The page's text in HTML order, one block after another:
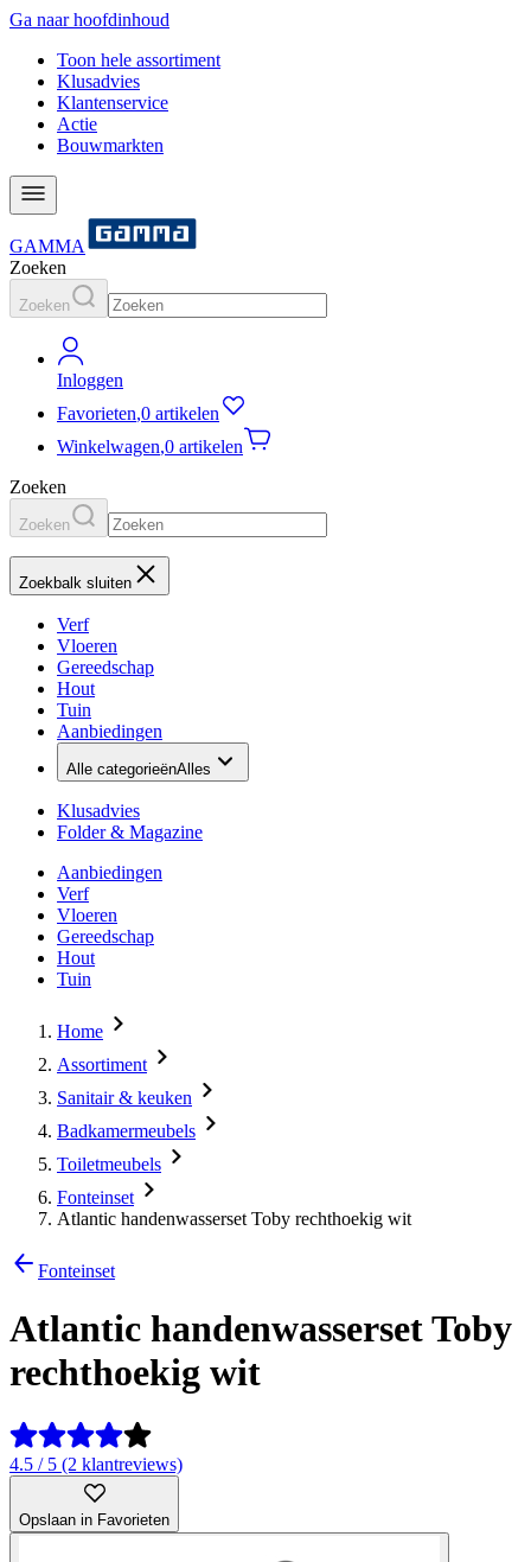
Ga naar hoofdinhoud
Toon hele assortiment
Klusadvies
Klantenservice
Actie
Bouwmarkten
GAMMA
Zoeken
Zoeken
Inloggen
Favorieten,0 artikelen
Winkelwagen,0 artikelen
Zoeken
Zoeken
Zoekbalk sluiten
Verf
Vloeren
Gereedschap
Hout
Tuin
Aanbiedingen
Alle categorieënAlles
Klusadvies
Folder & Magazine
Aanbiedingen
Verf
Vloeren
Gereedschap
Hout
Tuin
Home
Assortiment
Sanitair & keuken
Badkamermeubels
Toiletmeubels
Fonteinset
Atlantic handenwasserset Toby rechthoekig wit
Fonteinset
Atlantic handenwasserset Toby
rechthoekig wit
4.5 / 5 (2 klantreviews)
Opslaan in Favorieten